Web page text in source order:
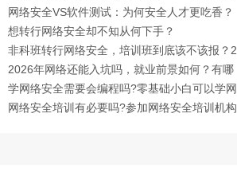
学院计算机科学学院赴网盾学校深化合作
网络安全VS软件测试：为何安全人才更吃香？
想转行网络安全却不知从何下手？
非科班转行网络安全，培训班到底该不该报？2
分钟说清利弊！
2026年网络还能入坑吗，就业前景如何？有哪
些岗位？
学网络安全需要会编程吗?零基础小白可以学网
络安全吗?
网络安全培训有必要吗?参加网络安全培训机构